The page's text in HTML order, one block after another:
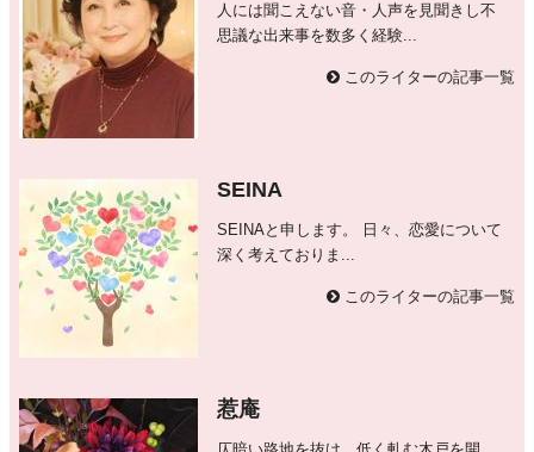
人には聞こえない音・人声を見聞きし不
思議な出来事を数多く経験...
このライターの記事一覧
SEINA
SEINAと申します。 日々、恋愛について
深く考えておりま...
このライターの記事一覧
惹庵